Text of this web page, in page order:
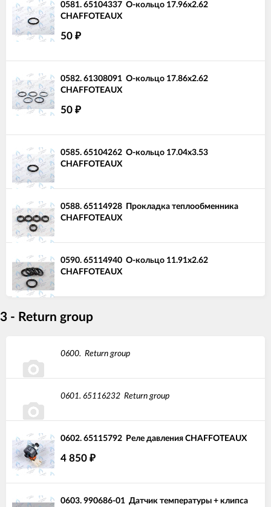
0581. 65104337 О-кольцо 17.96x2.62
CHAFFOTEAUX
50 ₽
0582. 61308091 О-кольцо 17.86x2.62
CHAFFOTEAUX
50 ₽
0585. 65104262 О-кольцо 17.04x3.53
CHAFFOTEAUX
0588. 65114928 Прокладка теплообменника
CHAFFOTEAUX
0590. 65114940 О-кольцо 11.91x2.62
CHAFFOTEAUX
3 - Return group
0600. Return group
0601. 65116232 Return group
0602. 65115792 Реле давления CHAFFOTEAUX
4 850 ₽
0603. 990686-01 Датчик температуры + клипса